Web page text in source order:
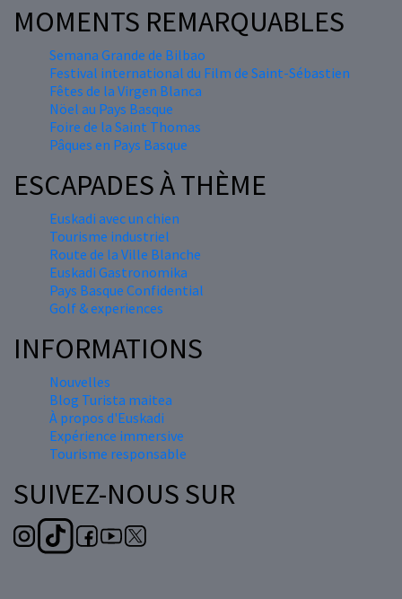
MOMENTS REMARQUABLES
Semana Grande de Bilbao
Festival international du Film de Saint-Sébastien
Fêtes de la Virgen Blanca
Nöel au Pays Basque
Foire de la Saint Thomas
Pâques en Pays Basque
ESCAPADES À THÈME
Euskadi avec un chien
Tourisme industriel
Route de la Ville Blanche
Euskadi Gastronomika
Pays Basque Confidential
Golf & experiences
INFORMATIONS
Nouvelles
Blog Turista maitea
À propos d'Euskadi
Expérience immersive
Tourisme responsable
SUIVEZ-NOUS SUR